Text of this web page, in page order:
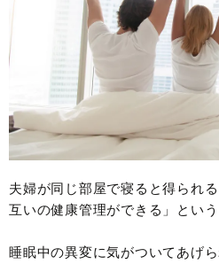
夫婦が同じ部屋で寝ると得られ
互いの健康管理ができる」という
睡眠中の異変に気がついてあげ